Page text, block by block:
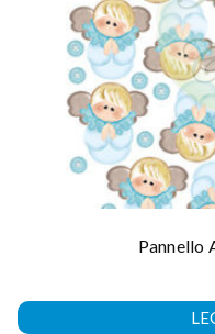
Pannello